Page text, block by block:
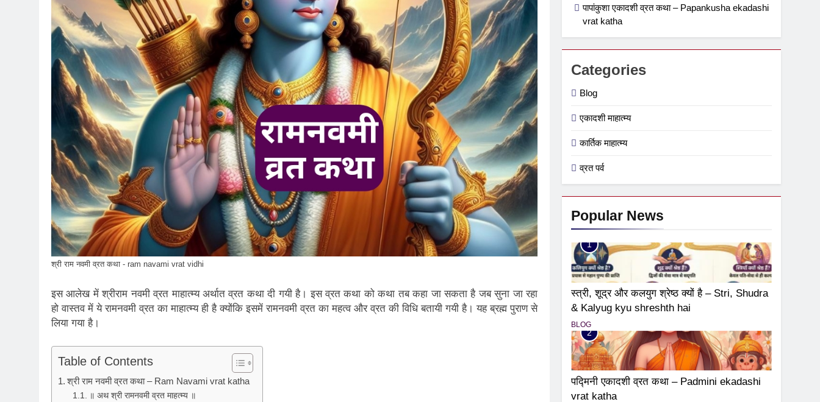
श्री राम नवमी व्रत कथा - ram navami vrat vidhi
इस आलेख में श्रीराम नवमी व्रत माहात्म्य अर्थात व्रत कथा दी गयी है। इस व्रत कथा को कथा तब कहा जा सकता है जब सुना जा रहा
हो वास्तव में ये रामनवमी व्रत का माहात्म्य ही है क्योंकि इसमें रामनवमी व्रत का महत्व और व्रत की विधि बतायी गयी है। यह ब्रह्म पुराण से
लिया गया है।
Table of Contents
श्री राम नवमी व्रत कथा – Ram Navami vrat katha
॥ अथ श्री रामनवमी व्रत माहत्म्य ॥
पापांकुशा एकादशी व्रत कथा – Papankusha ekadashi
vrat katha
Categories
Blog
एकादशी माहात्म्य
कार्तिक माहात्म्य
व्रत पर्व
Popular News
1
स्त्री, शूद्र और कलयुग श्रेष्ठ क्यों है – Stri, Shudra
& Kalyug kyu shreshth hai
BLOG
2
पद्मिनी एकादशी व्रत कथा – Padmini ekadashi
vrat katha